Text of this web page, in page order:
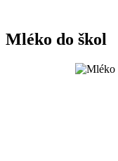
Mléko do škol